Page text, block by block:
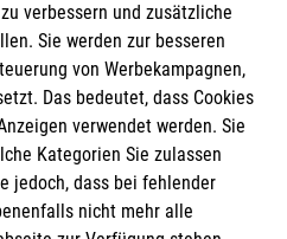
verbessern und zusätzliche
Sie werden zur besseren
von Werbekampagnen,
Das bedeutet, dass Cookies
verwendet werden. Sie
Kategorien Sie zulassen
jedoch, dass bei fehlender
nicht mehr alle